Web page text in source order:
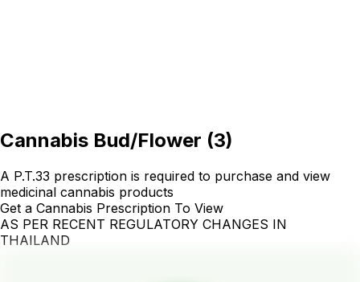
Cannabis Bud/Flower (3)
A P.T.33 prescription is required to purchase and view
medicinal cannabis products
Get a Cannabis Prescription To View
AS PER RECENT REGULATORY CHANGES IN
THAILAND